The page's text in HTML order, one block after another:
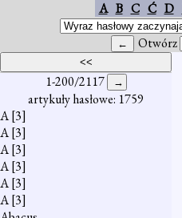
A B C Ć D
Otwórz
1-200/2117
artykuły hasłowe: 1759
A[3]
A[3]
A[3]
A[3]
A[3]
A[3]